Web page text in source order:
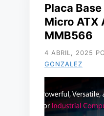
Placa
Micro ATX
MMB566
4 ABRIL, 2025
GONZALEZ